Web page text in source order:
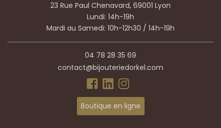
23 Rue Paul Chenavard, 69001 Lyon
Lundi: 14h-19h
Mardi au Samedi: 10h-12h30 / 14h-19h
04 78 28 35 69
contact@bijouteriedorkel.com
Boutique en ligne